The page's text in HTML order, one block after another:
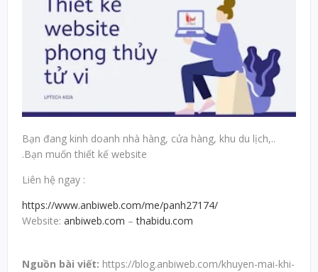
Bạn đang kinh doanh nhà hàng, cửa hàng, khu du lịch,..
.Bạn muốn thiết kế website
Liên hệ ngay :
https://www.anbiweb.com/me/panh27174/
Website: anbiweb.com –thabidu.com
Nguồn bài viết: https://blog.anbiweb.com/khuyen-mai-khi-